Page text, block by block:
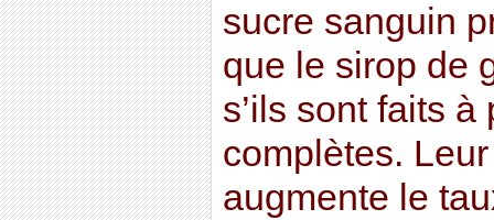
sucre sanguin
que le sirop de
s’ils sont faits
complètes.
augmente le